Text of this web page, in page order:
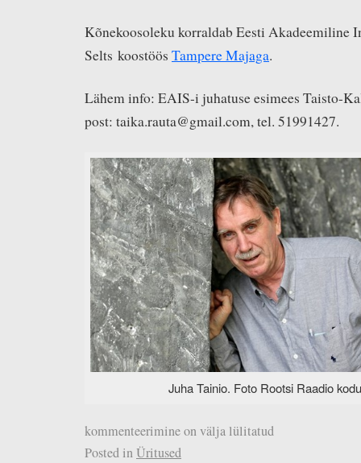
Kõnekoosoleku korraldab Eesti Akadeemiline
Selts koostöös Tampere Majaga.
Lähem info: EAIS-i juhatuse esimees Taisto-
post: taika.rauta@gmail.com, tel. 51991427.
Juha Tainio. Foto Rootsi Raadio
kommenteerimine on välja lülitatud
Posted inÜritused